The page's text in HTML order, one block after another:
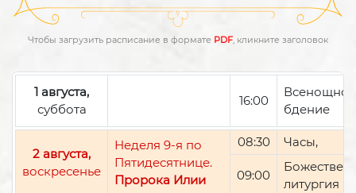
Чтобы загрузить расписание в формате PDF, кликните заголовок
1 августа,
суббота
16:00
Всенощное
бдение
2 августа,
воскресенье
Неделя 9-я по
Пятидесятнице.
Пророка Илии
08:30 Часы,
09:00
литургия